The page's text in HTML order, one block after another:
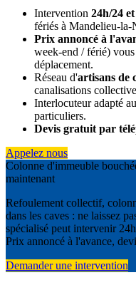
Intervention 24h/24
fériés à Mandelieu-la-
Prix annoncé à
week-end / férié)
déplacement.
Réseau d'artisans de
canalisations
Interlocuteur adapté
particuliers.
Devis gratuit par
Appelez nous
Colonne d'immeuble
maintenant
Refoulement collectif,
dans les caves : ne laissez
spécialisé peut intervenir
Prix annoncé à l'avance,
Demander une intervention